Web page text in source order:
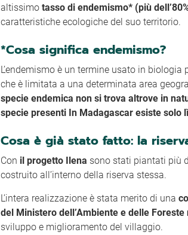
altissimo tasso di endemismo* (più
caratteristiche ecologiche del suo territorio.
*Cosa significa endemismo?
L’endemismo è un termine usato in
che è limitata a una determinata area
specie endemica non si trova altrove in
specie presenti In Madagascar esiste solo
Cosa è già stato fatto: la
Con il progetto Ilena sono stati piantati più
costruito all’interno della riserva stessa.
L’intera realizzazione è stata merito di una
del Ministero dell’Ambiente e delle Foreste
sviluppo e miglioramento del villaggio.